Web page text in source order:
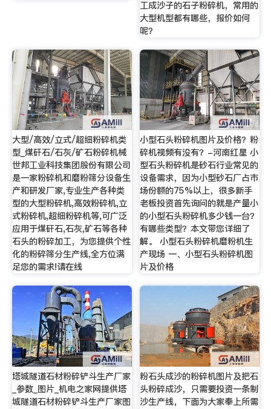
工成沙子的石子粉碎机，常用的
大型机型都有哪些，报价如何
呢？
大型/高效/立式/超细粉碎机类
型_煤矸石/石灰/矿石粉碎机械
世邦工业科技集团股份有限公司
是一家粉碎机和磨粉筛分设备生
产和研发厂家,专业生产各种类
型的大型粉碎机,高效粉碎机,立
式粉碎机,超细粉碎机等,可广泛
应用于煤矸石,石灰,矿石等各种
石头的粉碎加工，为您提供个性
化的粉碎筛分生产线,全方位满
足您的需求!请在线
小型石头粉碎机图片及价格？粉
碎机视频有没有？-河南红星 小
型石头粉碎机是砂石行业常见的
设备需求，因为小型砂石厂占市
场份额的75%以上，很多新手
老板投资首先询问的就是产量小
的小型石头粉碎机多少钱一台？
有哪些类型？本文带您详细了
解。 小型石头粉碎机磨粉机生
产现场 一、小型石头粉碎机图
片及价格
塔城隧道石材粉碎铲斗生产厂家
_参数_图片_机电之家网提供塔
城隧道石材粉碎铲斗生产厂家图
粉石头成沙的粉碎机图片及把石
头粉碎成沙，只需要投资一条制
沙生产线，下面为大家奉上所需